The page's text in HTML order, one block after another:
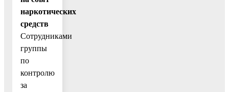
наркотических
средств
Сотрудниками
группы
по
контролю
за